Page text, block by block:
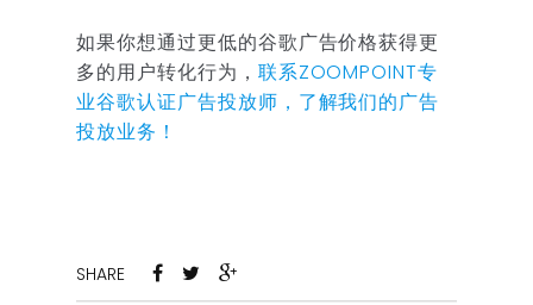
如果你想通过更低的谷歌广告价格获得更
多的用户转化行为， 联系ZOOMPOINT专
业谷歌认证广告投放师，了解我们的广告
投放业务！
SHARE